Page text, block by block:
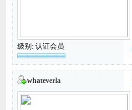
级别: 认证会员
whateverla